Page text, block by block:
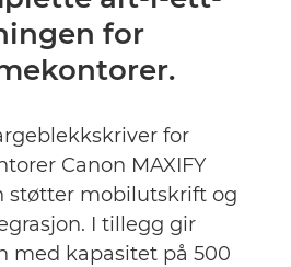
for
for
Canon MAXIFY
støtter mobilutskrift og
I tillegg gir
med kapasitet på 500